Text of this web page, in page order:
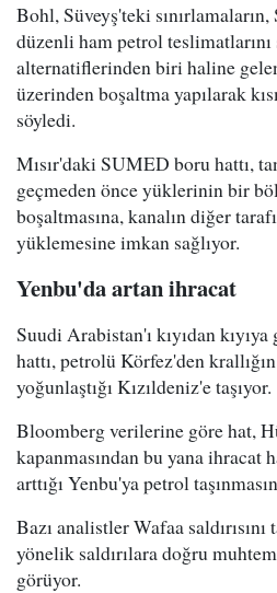
Bohl, Süveyş'teki
düzenli ham petrol
alternatiflerinden biri haline
üzerinden boşaltma yapılarak
söyledi.
Mısır'daki SUMED boru hattı,
geçmeden önce yüklerinin bir
boşaltmasına, kanalın diğer
yüklemesine imkan sağlıyor.
Yenbu'da artan ihracat
Suudi Arabistan'ı kıyıdan
hattı, petrolü Körfez'den
yoğunlaştığı Kızıldeniz'e taşıyor.
Bloomberg verilerine göre hat,
kapanmasından bu yana ihracat
arttığı Yenbu'ya petrol
Bazı analistler Wafaa
yönelik saldırılara doğru
görüyor.